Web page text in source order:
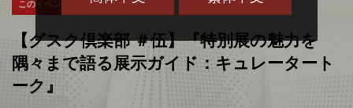
このイベントは終了しました
【グスク倶楽部 ＃伍】『特別展の魅力を
隅々まで語る展示ガイド：キュレータート
ーク』